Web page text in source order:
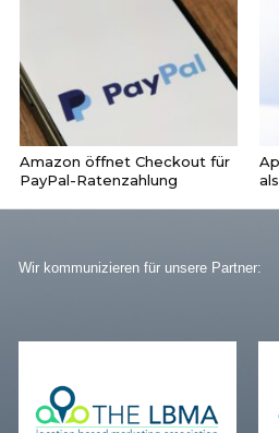
Amazon öffnet Checkout für
PayPal-Ratenzahlung
Wir kommunizieren für unsere Partner: